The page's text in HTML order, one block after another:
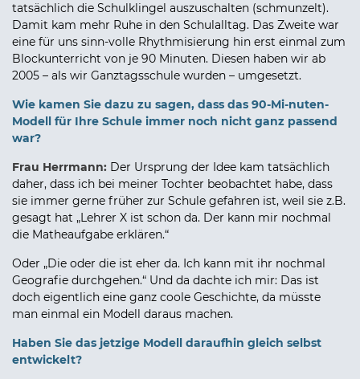
tatsächlich die Schulklingel auszuschalten (schmunzelt).
Damit kam mehr Ruhe in den Schulalltag. Das Zweite war
eine für uns sinn-volle Rhythmisierung hin erst einmal zum
Blockunterricht von je 90 Minuten. Diesen haben wir ab
2005 – als wir Ganztagsschule wurden – umgesetzt.
Wie kamen Sie dazu zu sagen, dass das 90-Mi-nuten-
Modell für Ihre Schule immer noch nicht ganz passend
war?
Frau Herrmann: Der Ursprung der Idee kam tatsächlich
daher, dass ich bei meiner Tochter beobachtet habe, dass
sie immer gerne früher zur Schule gefahren ist, weil sie z.B.
gesagt hat „Lehrer X ist schon da. Der kann mir nochmal
die Matheaufgabe erklären.“
Oder „Die oder die ist eher da. Ich kann mit ihr nochmal
Geografie durchgehen.“ Und da dachte ich mir: Das ist
doch eigentlich eine ganz coole Geschichte, da müsste
man einmal ein Modell daraus machen.
Haben Sie das jetzige Modell daraufhin gleich selbst
entwickelt?